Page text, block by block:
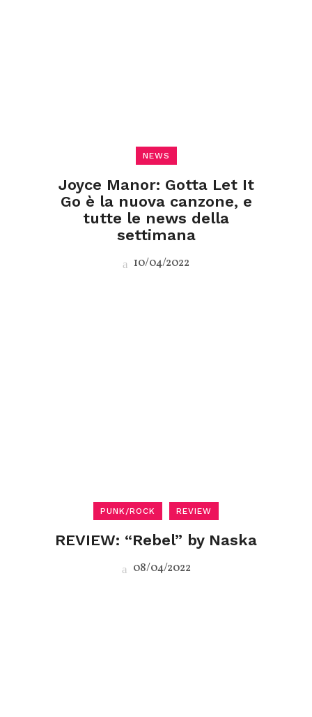
NEWS
Joyce Manor: Gotta Let It
Go è la nuova canzone, e
tutte le news della
settimana
10/04/2022
PUNK/ROCK REVIEW
REVIEW: “Rebel” by Naska
08/04/2022